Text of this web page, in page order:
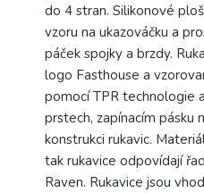
do 4 stran. Silikonové
vzoru na ukazováčku a
páček spojky a brzdy.
logo Fasthouse a
pomocí TPR technologie
prstech, zapínacím pásku
konstrukci rukavic.
tak rukavice odpovídají
Raven. Rukavice jsou